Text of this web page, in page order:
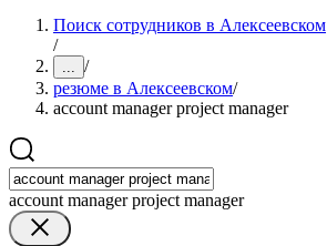
Поиск сотрудников в Алексеевском
/
... /
резюме в Алексеевском/
account manager project manager
account manager project manager